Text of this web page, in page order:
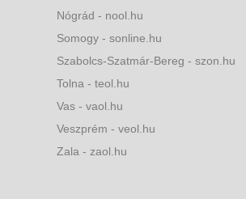
Nógrád - nool.hu
Somogy - sonline.hu
Szabolcs-Szatmár-Bereg - szon.hu
Tolna - teol.hu
Vas - vaol.hu
Veszprém - veol.hu
Zala - zaol.hu